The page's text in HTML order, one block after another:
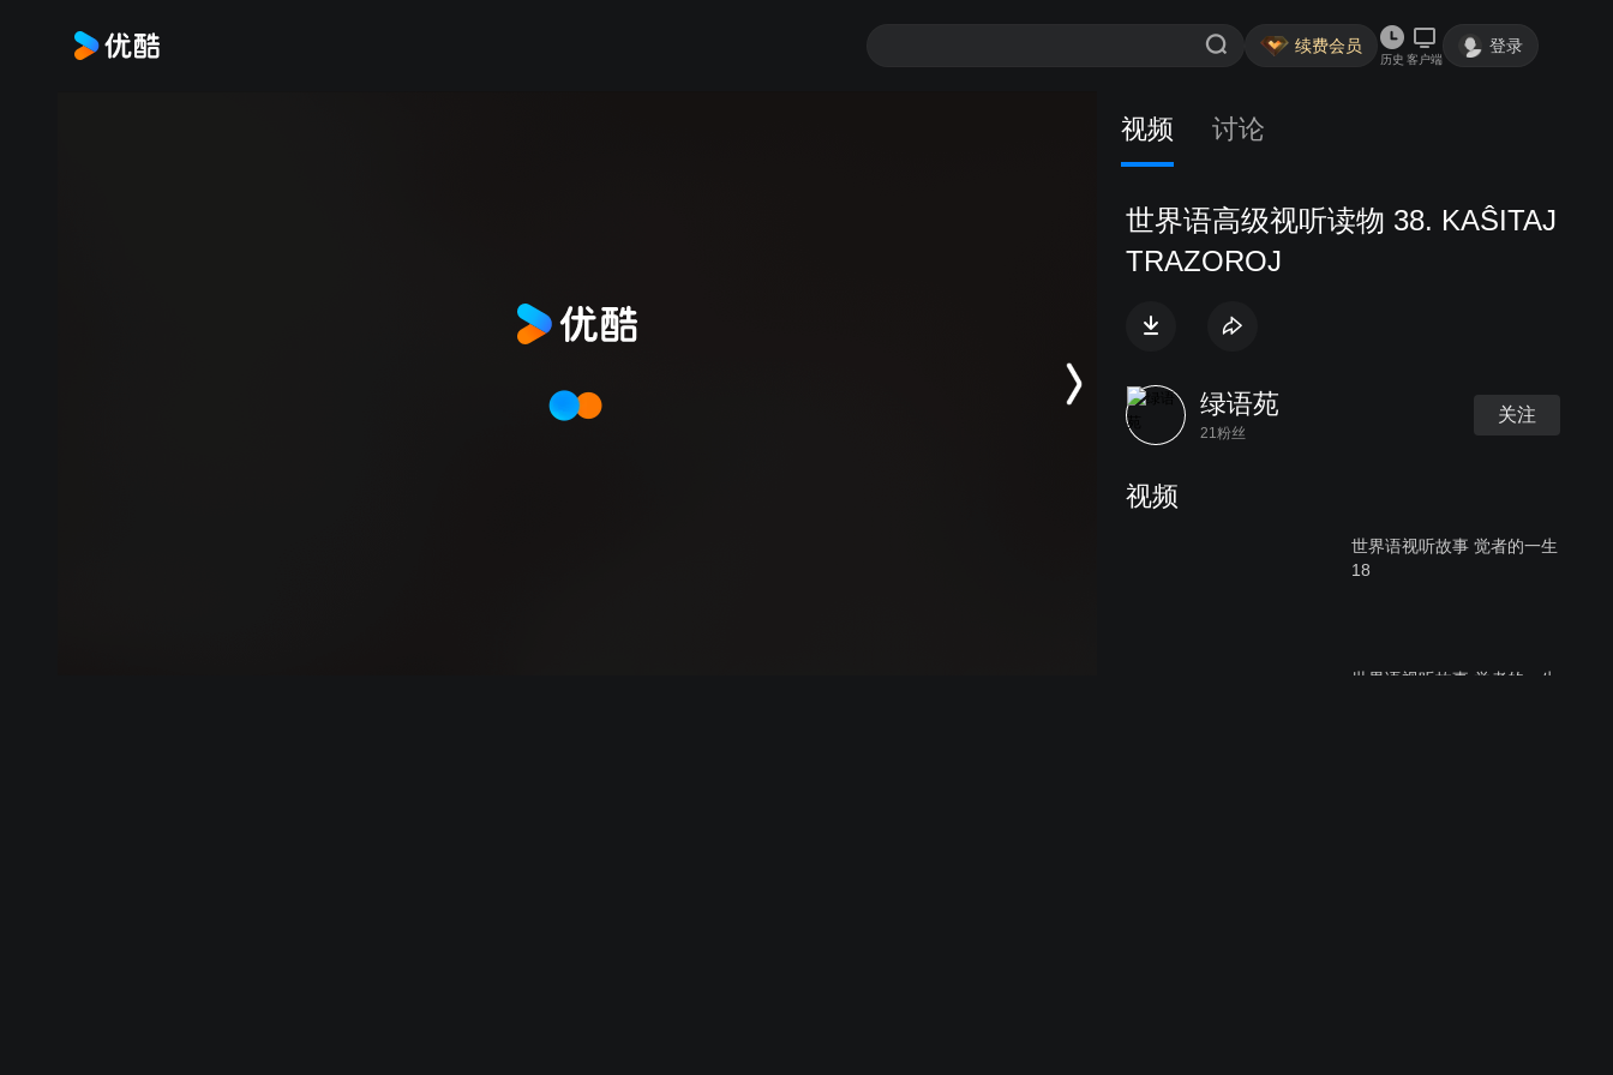
续费会员
历史 客户端
登录
视频 讨论
世界语高级视听读物 38. KAŜITAJ
TRAZOROJ
绿语苑
21粉丝
关注
视频
世界语视听故事 觉者的一生
18
世界语视听故事 觉者的一生